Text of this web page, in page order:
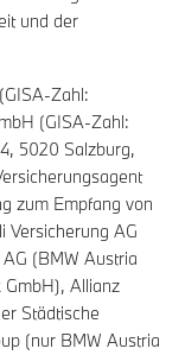
und der
Zahl:
(GISA-Zahl:
5020 Salzburg,
zum Empfang von
Versicherung AG
(BMW Austria
Allianz
Städtische
(nur BMW Austria